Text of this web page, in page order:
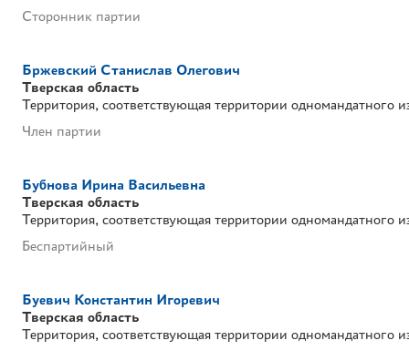
Сторонник партии
Бржевский Станислав Олегович
Тверская область
Территория, соответствующая территории
Член партии
Бубнова Ирина Васильевна
Тверская область
Территория, соответствующая территории
Беспартийный
Буевич Константин Игоревич
Тверская область
Территория, соответствующая территории